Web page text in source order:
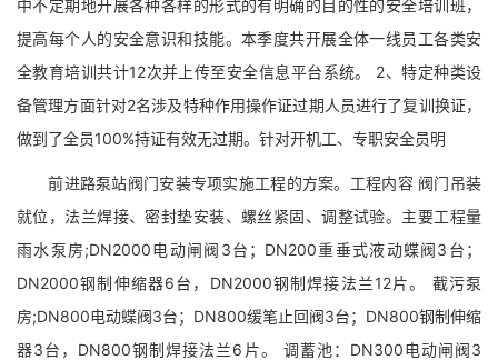
中不定期地开展各种各样的形式的有明确的目的性的安全培训班，
提高每个人的安全意识和技能。本季度共开展全体一线员工各类安
全教育培训共计12次并上传至安全信息平台系统。 2、特定种类设
备管理方面针对2名涉及特种作用操作证过期人员进行了复训换证，
做到了全员100%持证有效无过期。针对开机工、专职安全员明
前进路泵站阀门安装专项实施工程的方案。工程内容 阀门吊装
就位，法兰焊接、密封垫安装、螺丝紧固、调整试验。主要工程量
雨水泵房;DN2000电动闸阀3台；DN200重垂式液动蝶阀3台；
DN2000钢制伸缩器6台，DN2000钢制焊接法兰12片。 截污泵
房;DN800电动蝶阀3台；DN800缓笔止回阀3台；DN800钢制伸缩
器3台，DN800钢制焊接法兰6片。 调蓄池：DN300电动闸阀3